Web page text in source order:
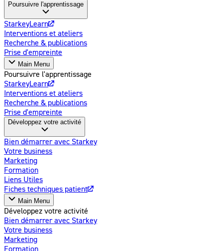
Poursuivre l'apprentissage
StarkeyLearn
Interventions et ateliers
Recherche & publications
Prise d'empreinte
Main Menu
Poursuivre l'apprentissage
StarkeyLearn
Interventions et ateliers
Recherche & publications
Prise d'empreinte
Développez votre activité
Bien démarrer avec Starkey
Votre business
Marketing
Formation
Liens Utiles
Fiches techniques patient
Main Menu
Développez votre activité
Bien démarrer avec Starkey
Votre business
Marketing
Formation